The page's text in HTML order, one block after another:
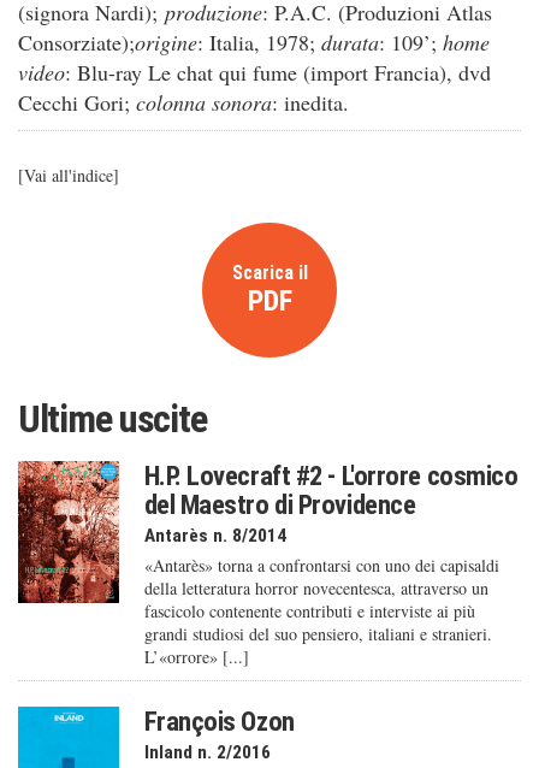
(signora Nardi); produzione: P.A.C. (Produzioni Atlas
Consorziate);origine: Italia, 1978; durata: 109’; home
video: Blu-ray Le chat qui fume (import Francia), dvd
Cecchi Gori; colonna sonora: inedita.
[Vai all'indice]
Scarica il
PDF
Ultime uscite
H.P. Lovecraft #2 - L'orrore cosmico
del Maestro di Providence
Antarès n. 8/2014
«Antarès» torna a confrontarsi con uno dei capisaldi
della letteratura horror novecentesca, attraverso un
fascicolo contenente contributi e interviste ai più
grandi studiosi del suo pensiero, italiani e stranieri.
L’«orrore» [...]
François Ozon
Inland n. 2/2016